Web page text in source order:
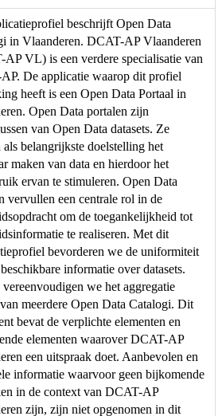
beschrijft Open Data
in Vlaanderen. DCAT-AP Vlaanderen
AP VL) is een verdere specialisatie van
De applicatie waarop dit profiel
heeft is een Open Data Portaal in
Open Data portalen zijn
van Open Data datasets. Ze
als belangrijkste doelstelling het
maken van data en hierdoor het
ervan te stimuleren. Open Data
vervullen een centrale rol in de
om de toegankelijkheid tot
te realiseren. Met dit
bevorderen we de uniformiteit
informatie over datasets.
vereenvoudigen we het aggregatie
meerdere Open Data Catalogi. Dit
bevat de verplichte elementen en
elementen waarover DCAT-AP
een uitspraak doet. Aanbevolen en
informatie waarvoor geen bijkomende
in de context van DCAT-AP
zijn, zijn niet opgenomen in dit